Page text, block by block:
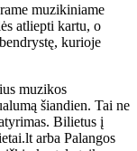
muzikiniame
atliepti kartu, o
kurioje
muzikos
šiandien. Tai ne
Bilietus į
arba Palangos